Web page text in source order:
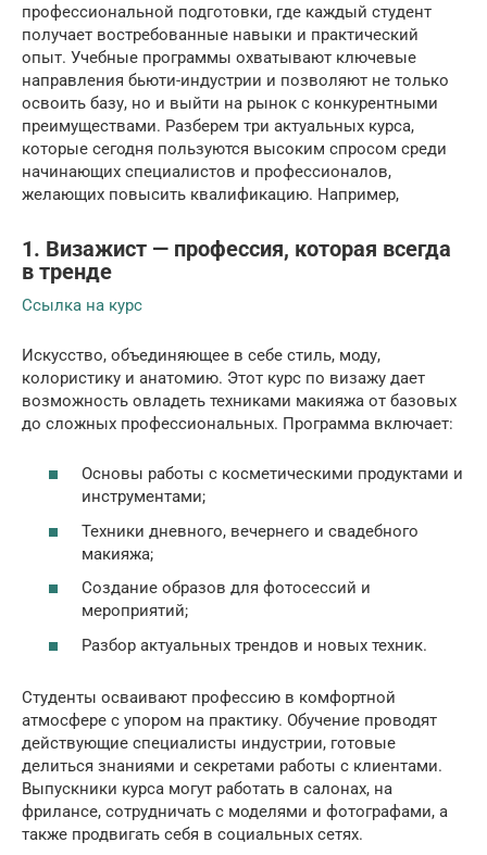
профессиональной подготовки, где каждый студент
получает востребованные навыки и практический
опыт. Учебные программы охватывают ключевые
направления бьюти-индустрии и позволяют не только
освоить базу, но и выйти на рынок с конкурентными
преимуществами. Разберем три актуальных курса,
которые сегодня пользуются высоким спросом среди
начинающих специалистов и профессионалов,
желающих повысить квалификацию. Например,
1. Визажист — профессия, которая всегда
в тренде
Ссылка на курс
Искусство, объединяющее в себе стиль, моду,
колористику и анатомию. Этот курс по визажу дает
возможность овладеть техниками макияжа от базовых
до сложных профессиональных. Программа включает:
Основы работы с косметическими продуктами и
инструментами;
Техники дневного, вечернего и свадебного
макияжа;
Создание образов для фотосессий и
мероприятий;
Разбор актуальных трендов и новых техник.
Студенты осваивают профессию в комфортной
атмосфере с упором на практику. Обучение проводят
действующие специалисты индустрии, готовые
делиться знаниями и секретами работы с клиентами.
Выпускники курса могут работать в салонах, на
фрилансе, сотрудничать с моделями и фотографами, а
также продвигать себя в социальных сетях.